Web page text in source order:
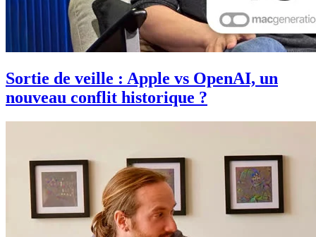
Sortie de veille : Apple vs OpenAI, un
nouveau conflit historique ?